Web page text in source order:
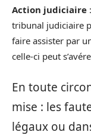
Action judiciaire
tribunal judiciaire
faire assister par
celle-ci peut
En toute
mise : les
légaux ou